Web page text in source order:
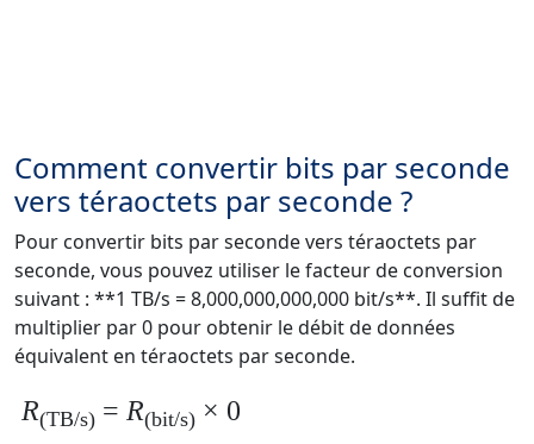
Comment convertir bits par seconde
vers téraoctets par seconde ?
Pour convertir bits par seconde vers téraoctets par
seconde, vous pouvez utiliser le facteur de conversion
suivant : **1 TB/s = 8,000,000,000,000 bit/s**. Il suffit de
multiplier par 0 pour obtenir le débit de données
équivalent en téraoctets par seconde.
R(TB/s) = R(bit/s) × 0